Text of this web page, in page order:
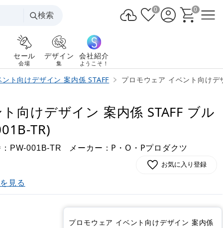
検索
0 0
セール
会場
デザイン
集
会社紹介
ようこそ！
ト向けデザイン 案内係 STAFF プロモウェア イベント向け
向けデザイン 案内係 STAFF ブル
TR)
PW-001B-TR メーカー：P・O・Pプロダクツ
お気に入り登録
見る
プロモウェア イベント向けデザイン 案内係